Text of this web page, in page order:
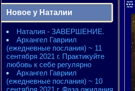
2010 - энергии месяцев
2010 - ЭНЕРГИИ года
2011 - энергии месяцев
2011 - ЭНЕРГИИ года
2012 - энергии месяцев
2012 - ЭНЕРГИИ года
2013 - энергии месяцев
2013 - ЭНЕРГИИ года
2014 - энергии месяцев
2014 - ЭНЕРГИИ года
2015 - энергии месяцев
Новое у Наталии
Наталия - ЗАВЕРШЕНИЕ.
Архангел Гавриил
(ежедневные послания) ~ 11
сентября 2021 г. Практикуйте
любовь к себе регулярно
Архангел Гавриил
(ежедневные послания) ~ 10
сентября 2021 г. Фаза ожидания